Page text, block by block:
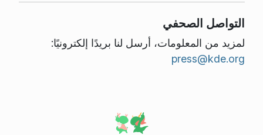
التواصل الصحفي
لمزيد من المعلومات، أرسل لنا بريدًا إلكترونيًا:
press@kde.org